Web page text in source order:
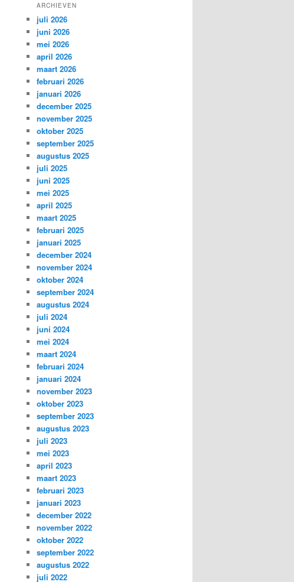
ARCHIEVEN
juli 2026
juni 2026
mei 2026
april 2026
maart 2026
februari 2026
januari 2026
december 2025
november 2025
oktober 2025
september 2025
augustus 2025
juli 2025
juni 2025
mei 2025
april 2025
maart 2025
februari 2025
januari 2025
december 2024
november 2024
oktober 2024
september 2024
augustus 2024
juli 2024
juni 2024
mei 2024
maart 2024
februari 2024
januari 2024
november 2023
oktober 2023
september 2023
augustus 2023
juli 2023
mei 2023
april 2023
maart 2023
februari 2023
januari 2023
december 2022
november 2022
oktober 2022
september 2022
augustus 2022
juli 2022